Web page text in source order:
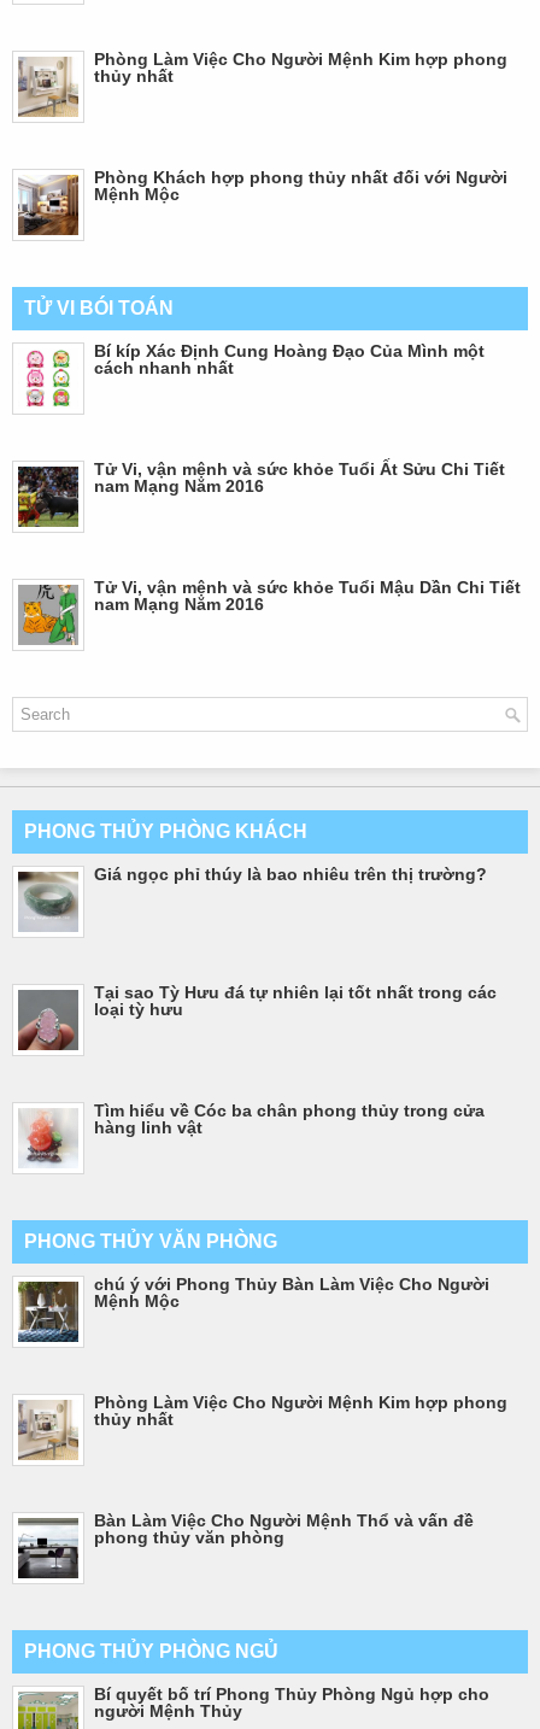
Phòng Làm Việc Cho Người Mệnh Kim hợp phong
thủy nhất
Phòng Khách hợp phong thủy nhất đối với Người
Mệnh Mộc
TỬ VI BÓI TOÁN
Bí kíp Xác Định Cung Hoàng Đạo Của Mình một
cách nhanh nhất
Tử Vi, vận mệnh và sức khỏe Tuổi Ất Sửu Chi Tiết
nam Mạng Năm 2016
Tử Vi, vận mệnh và sức khỏe Tuổi Mậu Dần Chi Tiết
nam Mạng Năm 2016
PHONG THỦY PHÒNG KHÁCH
Giá ngọc phỉ thúy là bao nhiêu trên thị trường?
Tại sao Tỳ Hưu đá tự nhiên lại tốt nhất trong các
loại tỳ hưu
Tìm hiểu về Cóc ba chân phong thủy trong cửa
hàng linh vật
PHONG THỦY VĂN PHÒNG
chú ý với Phong Thủy Bàn Làm Việc Cho Người
Mệnh Mộc
Phòng Làm Việc Cho Người Mệnh Kim hợp phong
thủy nhất
Bàn Làm Việc Cho Người Mệnh Thổ và vấn đề
phong thủy văn phòng
PHONG THỦY PHÒNG NGỦ
Bí quyết bố trí Phong Thủy Phòng Ngủ hợp cho
người Mệnh Thủy